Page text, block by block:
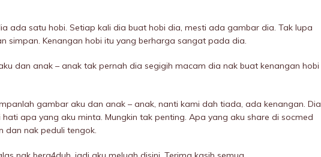
ada satu hobi. Setiap kali dia buat hobi dia, mesti ada gambar dia. Tak lupa
simpan. Kenangan hobi itu yang berharga sangat pada dia.
dan anak – anak tak pernah dia segigih macam dia nak buat kenangan hobi
gambar aku dan anak – anak, nanti kami dah tiada, ada kenangan. Dia
apa yang aku minta. Mungkin tak penting. Apa yang aku share di socmed
dan nak peduli tengok.